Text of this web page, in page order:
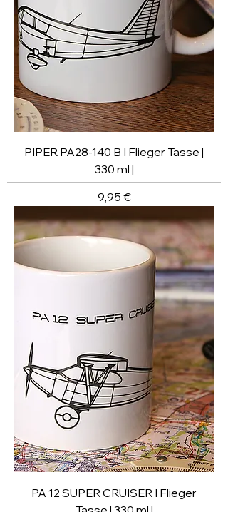
PIPER PA28-140 B I Flieger Tasse |
330 ml |
Preis
9,95 €
PA 12 SUPER CRUISER I Flieger